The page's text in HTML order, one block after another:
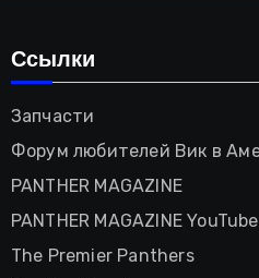
Ссылки
Запчасти
Форум любителей Вик в
PANTHER MAGAZINE
PANTHER MAGAZINE YouTube
The Premier Panthers